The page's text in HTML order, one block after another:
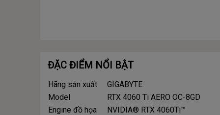
ĐẶC ĐIỂM NỔI BẬT
Hãng sản xuất
GIGABYTE
Model
RTX 4060 Ti AERO OC-8GD
Engine đồ họa
NVIDIA® RTX 4060Ti™